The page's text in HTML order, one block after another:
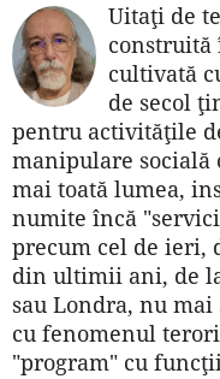
Uitaţi de
cultivată
de secol
pentru activităţile
manipulare socială
mai toată lumea,
numite încă
precum cel de ieri,
din ultimii ani, de
sau Londra, nu
cu fenomenul
"program" cu